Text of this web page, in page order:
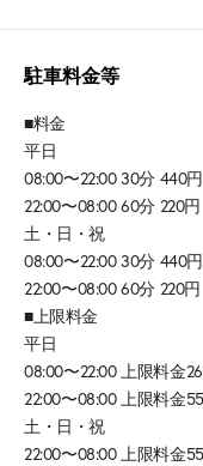
駐車料金等
■料金
平日
08:00〜22:00 30分 440円
22:00〜08:00 60分 220円
土・日・祝
08:00〜22:00 30分 440円
22:00〜08:00 60分 220円
■上限料金
平日
08:00〜22:00 上限料金
22:00〜08:00 上限料金
土・日・祝
22:00〜08:00 上限料金